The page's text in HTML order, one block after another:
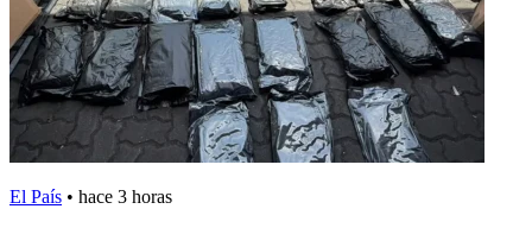
El País • hace 3 horas